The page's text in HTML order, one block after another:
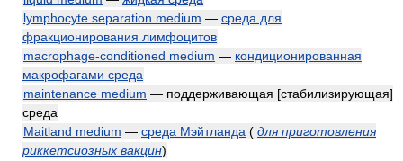
lymphocyte separation medium — среда для
фракционирования лимфоцитов
macrophage-conditioned medium — кондиционированная
макрофагами среда
maintenance medium — поддерживающая [стабилизирующая]
среда
Maitland medium — среда Мэйтланда ( для приготовления
риккетсиозных вакцин)